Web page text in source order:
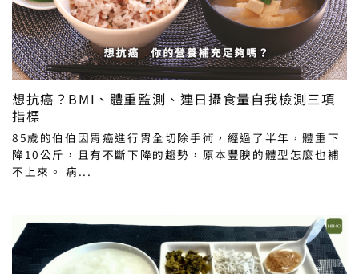
想抗癌？BMI、體重監測、連日攝食量自我檢測三項
指標
85歲的伯伯因胃癌進行胃全切除手術，經過了半年，體重下
降10公斤，且有不斷下降的趨勢，原本豐腴的體型怎麼也補
不上來。 病...